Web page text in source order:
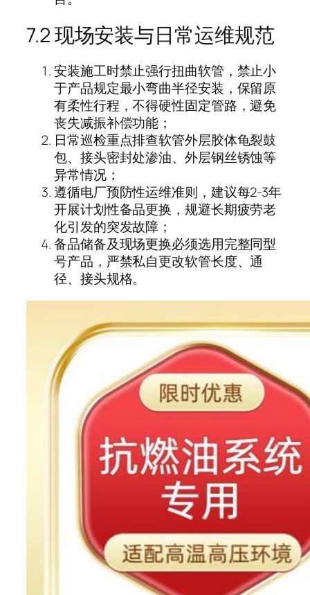
7.2 现场安装与日常运维规范
安装施工时禁止强行扭曲软管，禁止小
于产品规定最小弯曲半径安装，保留原
有柔性行程，不得硬性固定管路，避免
丧失减振补偿功能；
日常巡检重点排查软管外层胶体龟裂鼓
包、接头密封处渗油、外层钢丝锈蚀等
异常情况；
遵循电厂预防性运维准则，建议每2-3年
开展计划性备品更换，规避长期疲劳老
化引发的突发故障；
备品储备及现场更换必须选用完整同型
号产品，严禁私自更改软管长度、通
径、接头规格。